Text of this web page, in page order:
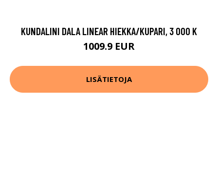
KUNDALINI DALA LINEAR HIEKKA/KUPARI, 3 000 K
1009.9 EUR
LISÄTIETOJA